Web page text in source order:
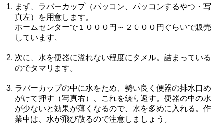
まず、ラバーカップ（パッコン、パッコンするやつ・写
真左）を用意します。
ホームセンターで１０００円～２０００円ぐらいで販売
しています。
次に、水を便器に溢れない程度にタメル。詰まっている
のでタマリます。
ラバーカップの中に水をため、勢い良く便器の排水口め
がけて押す（写真右）、これを繰り返す。便器の中の水
が少ないと効果が薄くなるので、水を多めに入れる。作
業中は、水が飛び散るので注意しましょう。